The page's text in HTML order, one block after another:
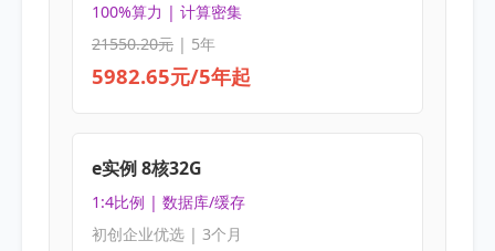
100%算力 | 计算密集
21550.20元| 5年
5982.65元/5年起
e实例 8核32G
1:4比例 | 数据库/缓存
初创企业优选 | 3个月